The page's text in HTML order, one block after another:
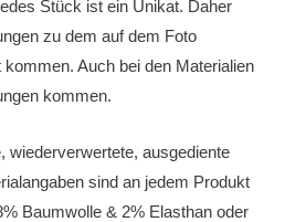
Stück ist ein Unikat. Daher
zu dem auf dem Foto
Auch bei den Materialien
kommen.
wiederverwertete, ausgediente
sind an jedem Produkt
Baumwolle & 2% Elasthan oder